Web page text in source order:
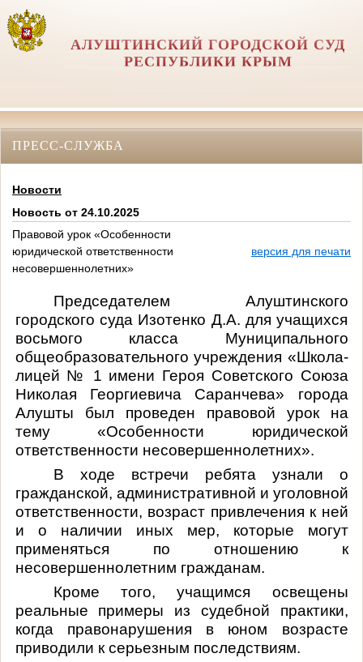
АЛУШТИНСКИЙ ГОРОДСКОЙ СУД
РЕСПУБЛИКИ КРЫМ
ПРЕСС-СЛУЖБА
Новости
Новость от 24.10.2025
Правовой урок «Особенности
юридической ответственности
несовершеннолетних»
версия для печати
Председателем Алуштинского
городского суда Изотенко Д.А. для учащихся
восьмого класса Муниципального
общеобразовательного учреждения «Школа-
лицей № 1 имени Героя Советского Союза
Николая Георгиевича Саранчева» города
Алушты был проведен правовой урок на
тему «Особенности юридической
ответственности несовершеннолетних».
В ходе встречи ребята узнали о
гражданской, административной и уголовной
ответственности, возраст привлечения к ней
и о наличии иных мер, которые могут
применяться по отношению к
несовершеннолетним гражданам.
Кроме того, учащимся освещены
реальные примеры из судебной практики,
когда правонарушения в юном возрасте
приводили к серьезным последствиям.